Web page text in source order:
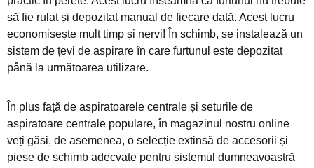
să fie rulat și depozitat manual de fiecare dată. Acest lucru
economisește mult timp și nervi! În schimb, se instalează un
sistem de țevi de aspirare în care furtunul este depozitat
până la următoarea utilizare.
În plus față de aspiratoarele centrale și seturile de
aspiratoare centrale populare, în magazinul nostru online
veți găsi, de asemenea, o selecție extinsă de accesorii și
piese de schimb adecvate pentru sistemul dumneavoastră